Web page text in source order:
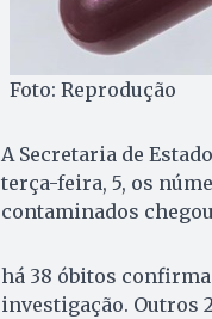
Foto: Reprodução
A Secretaria de
terça-feira, 5, os
contaminados
há 38 óbitos
investigação. Outros